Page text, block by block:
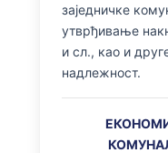
заједничке
утврђивање
и сл., као и
надлежност.